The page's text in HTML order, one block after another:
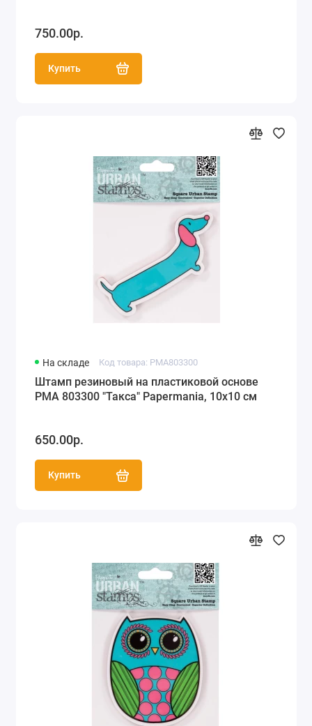
750.00р.
Купить
На складе Код товара: PMA803300
Штамп резиновый на пластиковой основе
PMA 803300 "Такса" Papermania, 10х10 см
650.00р.
Купить